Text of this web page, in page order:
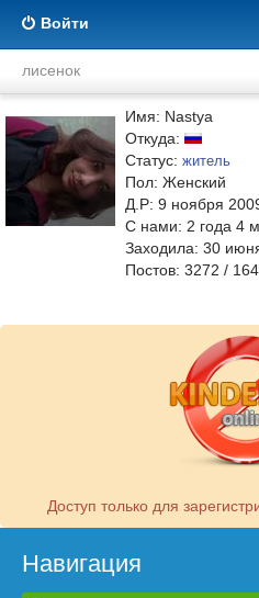
Войти
лисeнок
Имя: Nastya
Откуда:
Статус: житель
Пол: Женский
Д.Р: 9 ноября
С нами: 2 года 4
Заходила: 30
Постов: 3272 /
Доступ только для
Навигация